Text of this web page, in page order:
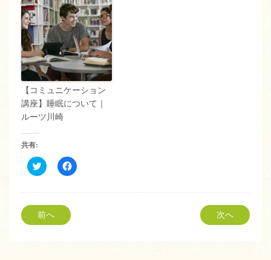
【コミュニケーション
講座】睡眠について｜
ルーツ川崎
共有:
ク
リ
し
て
Twitter
で
共
Facebook
で
す
前へ 次へ